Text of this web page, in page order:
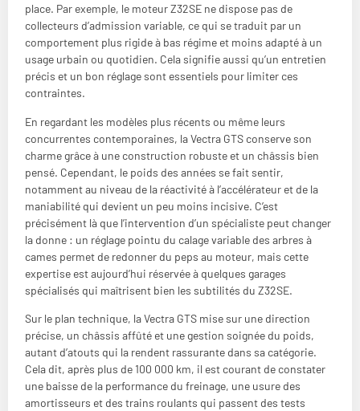
place. Par exemple, le moteur Z32SE ne dispose pas de
collecteurs d’admission variable, ce qui se traduit par un
comportement plus rigide à bas régime et moins adapté à un
usage urbain ou quotidien. Cela signifie aussi qu’un entretien
précis et un bon réglage sont essentiels pour limiter ces
contraintes.
En regardant les modèles plus récents ou même leurs
concurrentes contemporaines, la Vectra GTS conserve son
charme grâce à une construction robuste et un châssis bien
pensé. Cependant, le poids des années se fait sentir,
notamment au niveau de la réactivité à l’accélérateur et de la
maniabilité qui devient un peu moins incisive. C’est
précisément là que l’intervention d’un spécialiste peut changer
la donne : un réglage pointu du calage variable des arbres à
cames permet de redonner du peps au moteur, mais cette
expertise est aujourd’hui réservée à quelques garages
spécialisés qui maîtrisent bien les subtilités du Z32SE.
Sur le plan technique, la Vectra GTS mise sur une direction
précise, un châssis affûté et une gestion soignée du poids,
autant d’atouts qui la rendent rassurante dans sa catégorie.
Cela dit, après plus de 100 000 km, il est courant de constater
une baisse de la performance du freinage, une usure des
amortisseurs et des trains roulants qui passent des tests